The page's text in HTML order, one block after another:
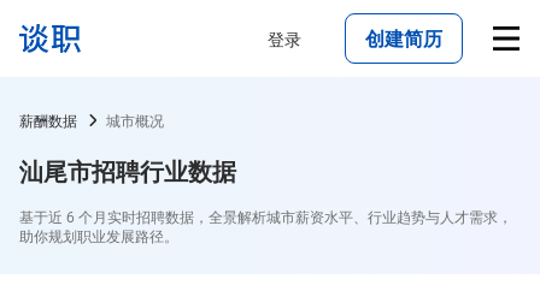
登录 创建简历
薪酬数据 城市概况
汕尾市招聘行业数据
基于近 6 个月实时招聘数据，全景解析城市薪资水平、行业趋势与人才需求，
助你规划职业发展路径。